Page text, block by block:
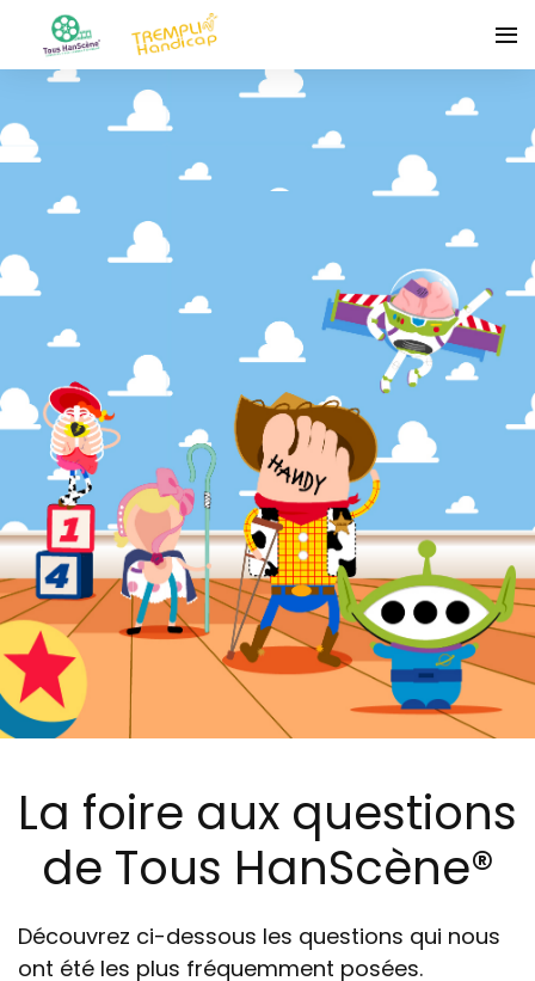
La foire aux questions
de Tous HanScène®
Découvrez ci-dessous les questions qui nous
ont été les plus fréquemment posées.